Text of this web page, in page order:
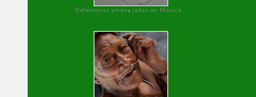
Defensoras amenazadas en México